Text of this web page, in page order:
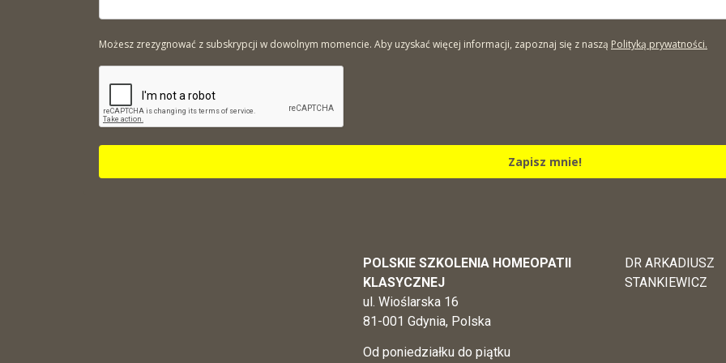
Możesz zrezygnować z subskrypcji w dowolnym momencie. Aby uzyskać więcej informacji, zapoznaj się z naszą Polityką prywatności.
Zapisz mnie!
POLSKIE SZKOLENIA HOMEOPATII
KLASYCZNEJ
ul. Wioślarska 16
81-001 Gdynia, Polska
Od poniedziałku do piątku
DR ARKADIUSZ
STANKIEWICZ